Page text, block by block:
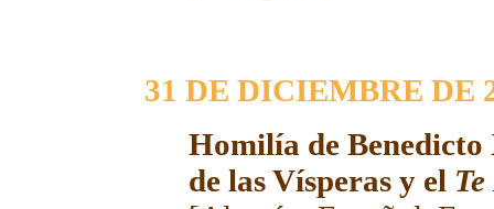
31 DE DICIEMBRE DE
Homilía de
de las Vísperas y el